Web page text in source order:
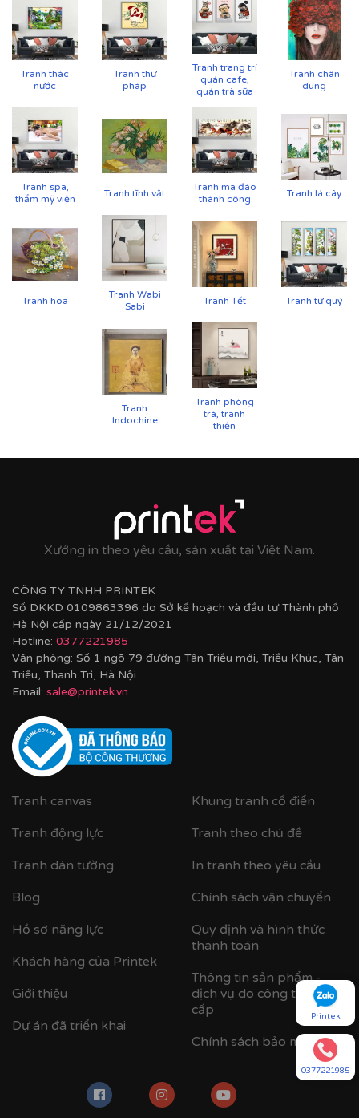
Tranh thác
nước
Tranh thư
pháp
Tranh trang trí
quán cafe,
quán trà sữa
Tranh chân
dung
Tranh spa,
thẩm mỹ viện
Tranh tĩnh vật
Tranh mã đáo
thành công
Tranh lá cây
Tranh hoa
Tranh Wabi
Sabi
Tranh Tết Tranh tứ quý
Tranh
Indochine
Tranh phòng
trà, tranh
thiền
Xưởng in theo yêu cầu, sản xuất tại Việt Nam.
CÔNG TY TNHH PRINTEK
Số DKKD 0109863396 do Sở kế hoạch và đầu tư Thành phố
Hà Nội cấp ngày 21/12/2021
Hotline: 0377221985
Văn phòng: Số 1 ngõ 79 đường Tân Triều mới, Triều Khúc, Tân
Triều, Thanh Trì, Hà Nội
Email: sale@printek.vn
Tranh canvas
Tranh động lực
Tranh dán tường
Blog
Hồ sơ năng lực
Khách hàng của Printek
Giới thiệu
Dự án đã triển khai
Khung tranh cổ điển
Tranh theo chủ đề
In tranh theo yêu cầu
Chính sách vận chuyển
Quy định và hình thức
thanh toán
Thông tin sản phẩm -
dịch vụ do công ty cung
cấp
Chính sách bảo mật
Printek
0377221985